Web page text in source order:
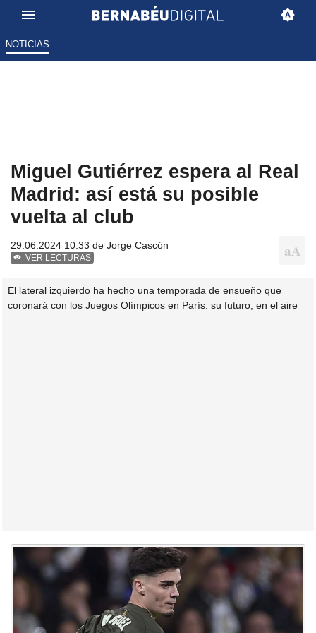
NOTICIAS
Miguel Gutiérrez espera al Real
Madrid: así está su posible
vuelta al club
29.06.2024 10:33 de Jorge Cascón
VER LECTURAS
El lateral izquierdo ha hecho una temporada de ensueño que
coronará con los Juegos Olímpicos en París: su futuro, en el aire